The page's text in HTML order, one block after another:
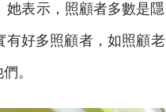
表示，照顧者多數是隱
有好多照顧者，如照顧老
。